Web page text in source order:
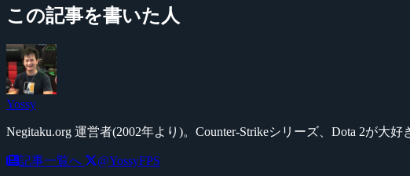
この記事を書いた人
Yossy
Negitaku.org 運営者(2002年より)。Counter-Strikeシリーズ、Dota 2が
記事一覧へ @YossyFPS